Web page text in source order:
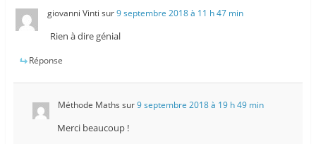
giovanni Vinti sur9 septembre 2018 à 11 h 47 min
Rien à dire génial
Réponse
Méthode Maths sur9 septembre 2018 à 19 h 49 min
Merci beaucoup !